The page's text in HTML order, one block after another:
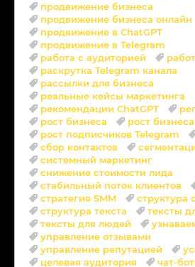
продвижение бизнеса
продвижение бизнеса онлайн
продвижение в ChatGPT
продвижение в Telegram
работа с аудиторией
раскрутка Telegram канала
рассылки для бизнеса
реальные кейсы маркетинга
рекомендации ChatGPT
рост бизнеса
рост
рост подписчиков Telegram
сбор контактов
системный маркетинг
снижение стоимости лида
стабильный поток клиентов
стратегия SMM
структура
структура текста
тексты
тексты для людей
управление отзывами
управление репутацией
целевая аудитория
чат-